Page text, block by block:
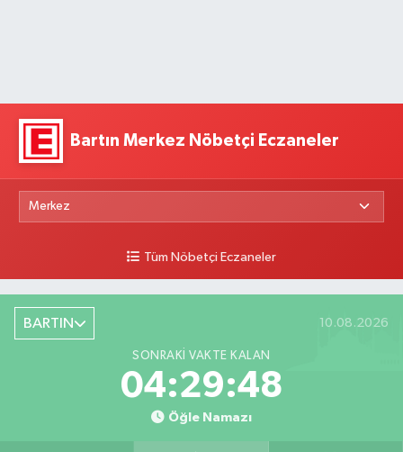
Bartın Merkez Nöbetçi Eczaneler
Tüm Nöbetçi Eczaneler
BARTIN 10.08.2026
SONRAKI VAKTE KALAN
04:29:47
Öğle Namazı